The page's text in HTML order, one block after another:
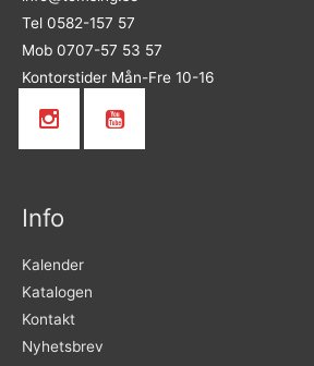
Tel 0582-157 57
Mob 0707-57 53 57
Kontorstider Mån-Fre 10-16
Info
Kalender
Katalogen
Kontakt
Nyhetsbrev